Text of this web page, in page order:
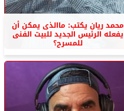
محمد ريان يكتب: ماالذى يمكن أن
يفعله الرئيس الجديد للبيت الفنى
للمسرح؟